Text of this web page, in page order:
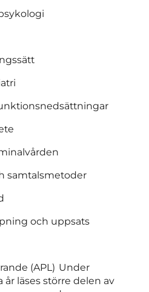
samtalsmetoder
och uppsats
(APL) Under
läses större delen av